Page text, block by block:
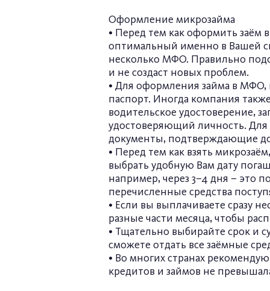
Оформление микрозайма
• Перед тем как оформить заём
оптимальный именно в Вашей
несколько МФО. Правильно
и не создаст новых проблем.
• Для оформления займа в МФО,
паспорт. Иногда компания
водительское удостоверение,
удостоверяющий личность. Для
документы, подтверждающие
• Перед тем как взять
выбрать удобную Вам дату
например, через 3–4 дня – это
перечисленные средства
• Если вы выплачиваете сразу
разные части месяца, чтобы
• Тщательно выбирайте срок и
сможете отдать все заёмные
• Во многих странах
кредитов и займов не